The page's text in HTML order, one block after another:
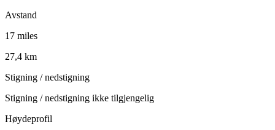
Avstand
17 miles
27,4 km
Stigning / nedstigning
Stigning / nedstigning ikke tilgjengelig
Høydeprofil